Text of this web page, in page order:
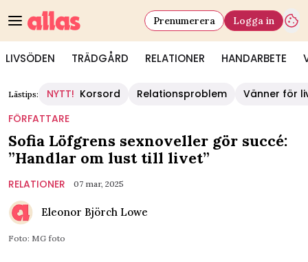
LIVSÖDEN TRÄDGÅRD RELATIONER HANDARBETE
Prenumerera Logga in
Lästips: NYTT! Korsord Relationsproblem
Vänner för
FÖRFATTARE
Sofia Löfgrens sexnoveller gör succé:
”Handlar om lust till livet”
RELATIONER 07 mar, 2025
Eleonor Björch Lowe
Foto: MG foto